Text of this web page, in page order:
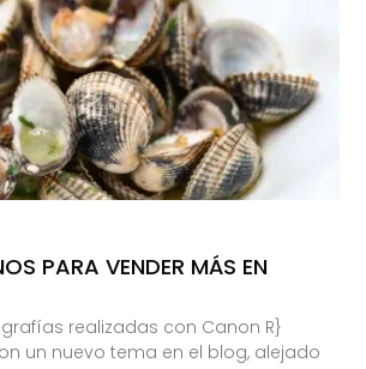
PARA VENDER MÁS EN
realizadas con Canon R}
un nuevo tema en el blog, alejado